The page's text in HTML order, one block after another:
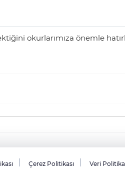
okurlarımıza önemle
Çerez Politikası Veri